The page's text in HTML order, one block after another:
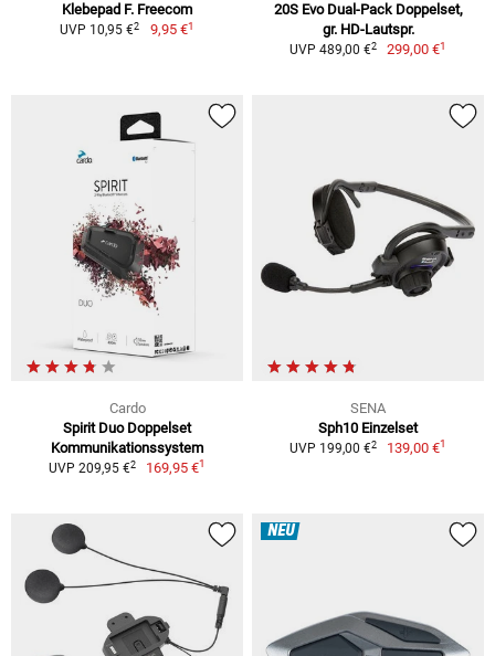
Klebepad F. Freecom
UVP 10,95 €2 9,95 €1
20S Evo Dual-Pack Doppelset,
gr. HD-Lautspr.
UVP 489,00 €2 299,00 €1
Cardo
Spirit Duo Doppelset
Kommunikationssystem
UVP 209,95 €2 169,95 €1
SENA
Sph10 Einzelset
UVP 199,00 €2 139,00 €1
NEU